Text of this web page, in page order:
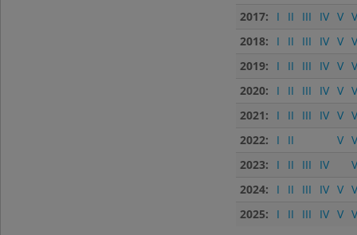
2017:
I II III IV V
2018:
I II III IV V
2019:
I II III IV V
2020:
I II III IV V
2021:
I II III IV V
2022:
I II V
2023:
I II III IV
2024:
I II III IV V
2025:
I II III IV V